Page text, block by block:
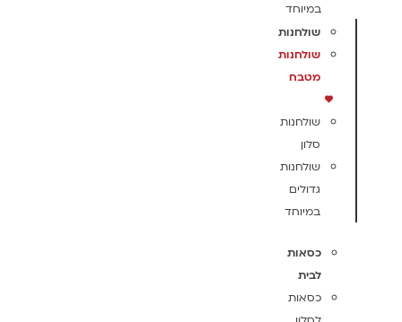
במיוחד
שולחנות
שולחנות
מטבח
שולחנות
סלון
שולחנות
גדולים
במיוחד
כסאות
לבית
כסאות